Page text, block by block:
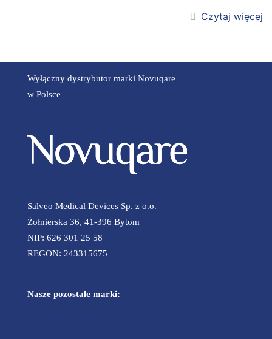
Czytaj więcej
Wyłączny dystrybutor marki Novuqare
w Polsce
Salveo Medical Devices Sp. z o.o.
Żołnierska 36, 41-396 Bytom
NIP: 626 301 25 58
REGON: 243315675
Nasze pozostałe marki:
|